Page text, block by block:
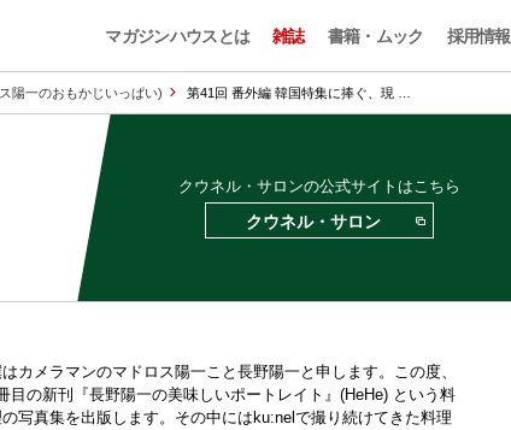
マガジンハウスとは 雑誌 書籍・ムック 採用情報
陽一のおもかじいっぱい) 第41回 番外編 韓国特集に捧ぐ、現 …
クウネル・サロンの公式サイトはこちら
クウネル・サロン
カメラマンのマドロス陽一こと長野陽一と申します。この度、
目の新刊『長野陽一の美味しいポートレイト』(HeHe) という料
写真集を出版します。その中にはku:nelで撮り続けてきた料理